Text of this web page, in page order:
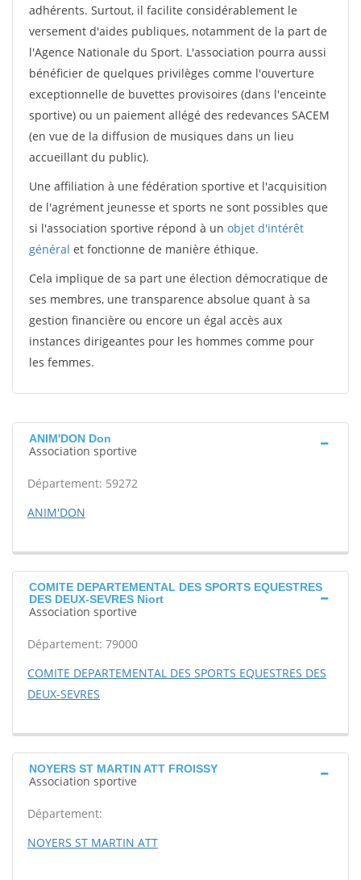
adhérents. Surtout, il facilite considérablement le
versement d'aides publiques, notamment de la part de
l'Agence Nationale du Sport. L'association pourra aussi
bénéficier de quelques privilèges comme l'ouverture
exceptionnelle de buvettes provisoires (dans l'enceinte
sportive) ou un paiement allégé des redevances SACEM
(en vue de la diffusion de musiques dans un lieu
accueillant du public).
Une affiliation à une fédération sportive et l'acquisition
de l'agrément jeunesse et sports ne sont possibles que
si l'association sportive répond à un objet d'intérêt
général et fonctionne de manière éthique.
Cela implique de sa part une élection démocratique de
ses membres, une transparence absolue quant à sa
gestion financière ou encore un égal accès aux
instances dirigeantes pour les hommes comme pour
les femmes.
ANIM'DON Don
Association sportive
Département: 59272
ANIM'DON
COMITE DEPARTEMENTAL DES SPORTS EQUESTRES
DES DEUX-SEVRES Niort
Association sportive
Département: 79000
COMITE DEPARTEMENTAL DES SPORTS EQUESTRES DES
DEUX-SEVRES
NOYERS ST MARTIN ATT FROISSY
Association sportive
Département:
NOYERS ST MARTIN ATT